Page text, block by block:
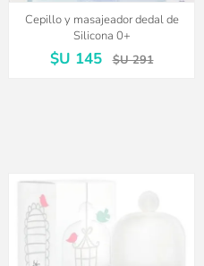
Cepillo y masajeador dedal de
Silicona 0+
$U 145 $U 291